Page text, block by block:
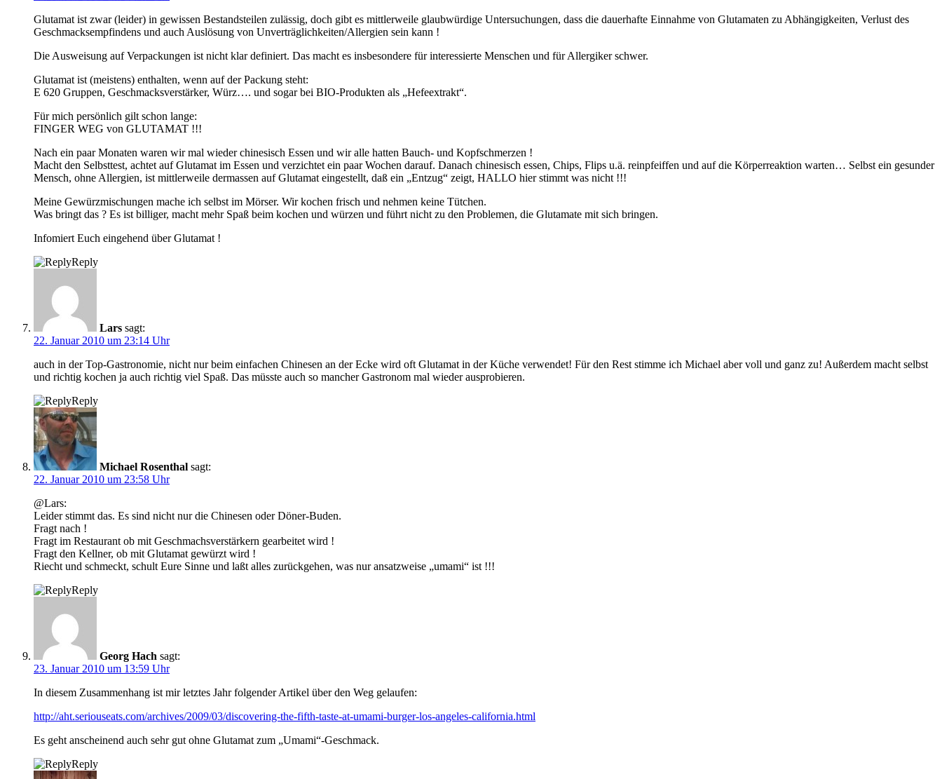
Glutamat ist zwar (leider) in gewissen Bestandsteilen zulässig, doch gibt es mittlerweile glaubwürdige Untersuchungen, dass die dauerhafte Einnahme von Glutamaten zu Abhängigkeiten, Verlust des
Geschmacksempfindens und auch Auslösung von Unverträglichkeiten/Allergien sein kann !
Die Ausweisung auf Verpackungen ist nicht klar definiert. Das macht es insbesondere für interessierte Menschen und für Allergiker schwer.
Glutamat ist (meistens) enthalten, wenn auf der Packung steht:
E 620 Gruppen, Geschmacksverstärker, Würz…. und sogar bei BIO-Produkten als „Hefeextrakt“.
Für mich persönlich gilt schon lange:
FINGER WEG von GLUTAMAT !!!
Nach ein paar Monaten waren wir mal wieder chinesisch Essen und wir alle hatten Bauch- und Kopfschmerzen !
Macht den Selbsttest, achtet auf Glutamat im Essen und verzichtet ein paar Wochen darauf. Danach chinesisch essen, Chips, Flips u.ä. reinpfeiffen und auf die Körperreaktion warten… Selbst ein gesunder
Mensch, ohne Allergien, ist mittlerweile dermassen auf Glutamat eingestellt, daß ein „Entzug“ zeigt, HALLO hier stimmt was nicht !!!
Meine Gewürzmischungen mache ich selbst im Mörser. Wir kochen frisch und nehmen keine Tütchen.
Was bringt das ? Es ist billiger, macht mehr Spaß beim kochen und würzen und führt nicht zu den Problemen, die Glutamate mit sich bringen.
Infomiert Euch eingehend über Glutamat !
Reply
Lars sagt:
22. Januar 2010 um 23:14 Uhr
auch in der Top-Gastronomie, nicht nur beim einfachen Chinesen an der Ecke wird oft Glutamat in der Küche verwendet! Für den Rest stimme ich Michael aber voll und ganz zu! Außerdem macht selbst
und richtig kochen ja auch richtig viel Spaß. Das müsste auch so mancher Gastronom mal wieder ausprobieren.
Reply
Michael Rosenthal sagt:
22. Januar 2010 um 23:58 Uhr
@Lars:
Leider stimmt das. Es sind nicht nur die Chinesen oder Döner-Buden.
Fragt nach !
Fragt im Restaurant ob mit Geschmachsverstärkern gearbeitet wird !
Fragt den Kellner, ob mit Glutamat gewürzt wird !
Riecht und schmeckt, schult Eure Sinne und laßt alles zurückgehen, was nur ansatzweise „umami“ ist !!!
Reply
Georg Hach sagt:
23. Januar 2010 um 13:59 Uhr
In diesem Zusammenhang ist mir letztes Jahr folgender Artikel über den Weg gelaufen:
http://aht.seriouseats.com/archives/2009/03/discovering-the-fifth-taste-at-umami-burger-los-angeles-california.html
Es geht anscheinend auch sehr gut ohne Glutamat zum „Umami“-Geschmack.
Reply